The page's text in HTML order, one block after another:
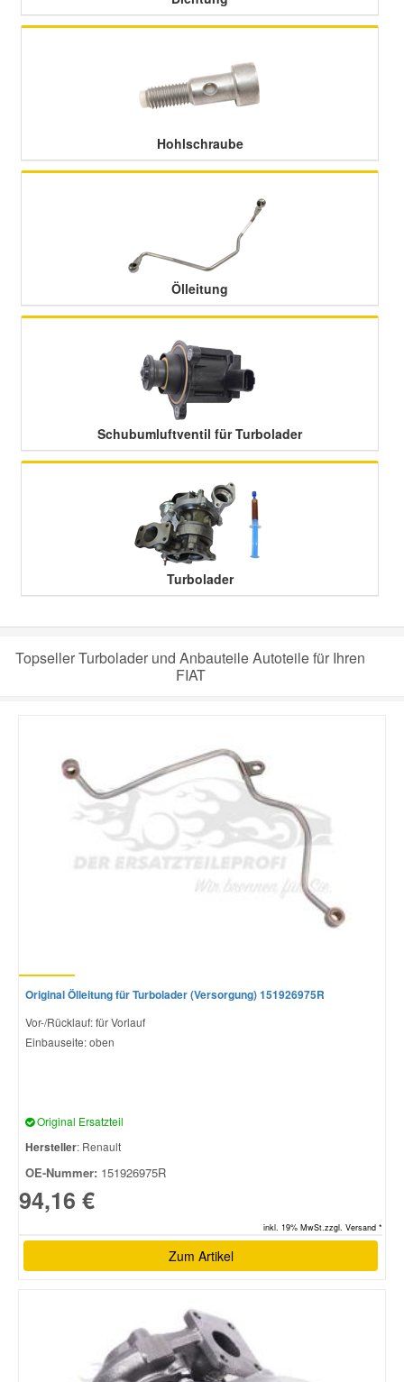
Hohlschraube
Ölleitung
Schubumluftventil für Turbolader
Turbolader
Topseller Turbolader und Anbauteile Autoteile für Ihren
FIAT
Original Ölleitung für Turbolader (Versorgung) 151926975R
Vor-/Rücklauf: für Vorlauf
Einbauseite: oben
Original Ersatzteil
Hersteller: Renault
OE-Nummer: 151926975R
94,16 €
inkl. 19% MwSt.zzgl. Versand *
Zum Artikel